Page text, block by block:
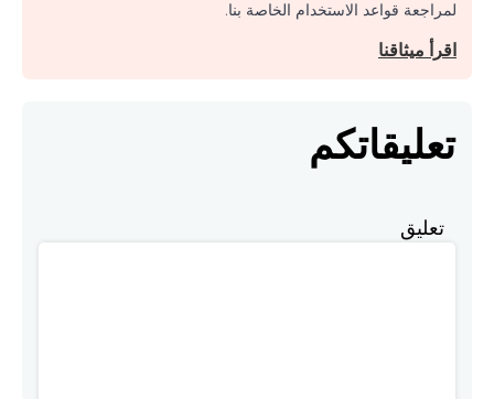
لمراجعة قواعد الاستخدام الخاصة بنا.
اقرأ ميثاقنا
تعليقاتكم
تعليق